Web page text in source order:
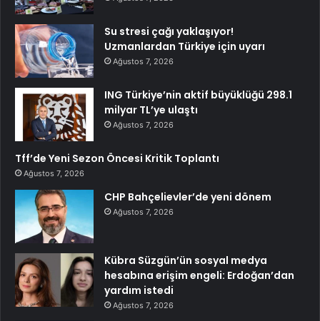
Su stresi çağı yaklaşıyor!
Uzmanlardan Türkiye için uyarı
Ağustos 7, 2026
ING Türkiye’nin aktif büyüklüğü 298.1
milyar TL’ye ulaştı
Ağustos 7, 2026
Tff’de Yeni Sezon Öncesi Kritik Toplantı
Ağustos 7, 2026
CHP Bahçelievler’de yeni dönem
Ağustos 7, 2026
Kübra Süzgün’ün sosyal medya
hesabına erişim engeli: Erdoğan’dan
yardım istedi
Ağustos 7, 2026